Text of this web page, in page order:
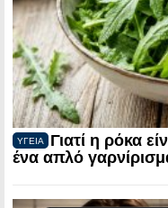
ΥΓΕΙΑ
Γιατί η ρόκα
ένα απλό